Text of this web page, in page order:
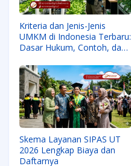
Kriteria dan Jenis-Jenis
UMKM di Indonesia Terbaru:
Dasar Hukum, Contoh, dan
Skema Layanan SIPAS UT
2026 Lengkap Biaya dan
Daftarnya